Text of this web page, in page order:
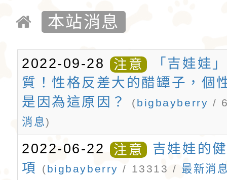
似梗類犬的氣質。
警惕，動作迅速，
格和嬌小的體型廣
愛。吉娃娃犬犬不僅
小型玩具犬，同時
犬的狩獵與防範本能
似梗類犬的氣質。
1890年，墨西哥總
娃娃藏在花束裡，
后阿德麗娜‧芭蒂（
Patti），後者對外
娃娃成為家喻戶曉的
楊梅吉娃娃-
本站消息
2022-09-28 注意
「吉娃娃
質！性格反差大的醋罈子，個
是因為這原因？
(bigbayberry /
消息)
2022-06-22 注意
吉娃娃的
項
(bigbayberry / 13313 / 最新消